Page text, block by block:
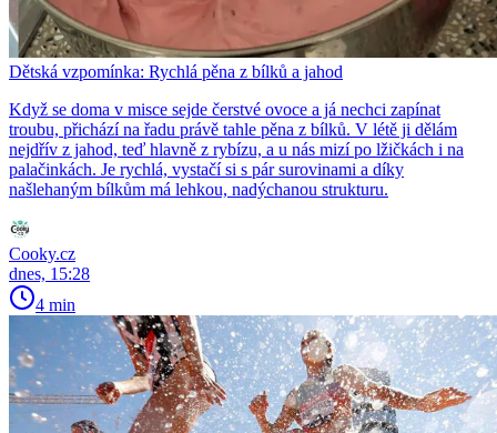
Dětská vzpomínka: Rychlá pěna z bílků a jahod
Když se doma v misce sejde čerstvé ovoce a já nechci zapínat
troubu, přichází na řadu právě tahle pěna z bílků. V létě ji dělám
nejdřív z jahod, teď hlavně z rybízu, a u nás mizí po lžičkách i na
palačinkách. Je rychlá, vystačí si s pár surovinami a díky
našlehaným bílkům má lehkou, nadýchanou strukturu.
Cooky.cz
dnes, 15:28
4 min